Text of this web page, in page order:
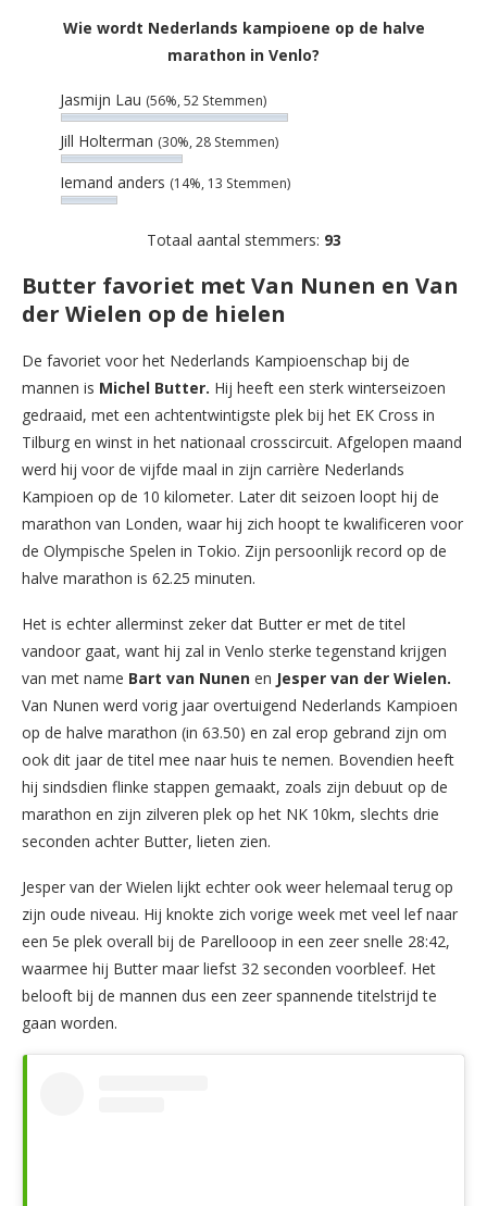
Wie wordt Nederlands kampioene op de halve
marathon in Venlo?
Jasmijn Lau (56%, 52 Stemmen)
Jill Holterman (30%, 28 Stemmen)
Iemand anders (14%, 13 Stemmen)
Totaal aantal stemmers: 93
Butter favoriet met Van Nunen en Van
der Wielen op de hielen
De favoriet voor het Nederlands Kampioenschap bij de
mannen is Michel Butter. Hij heeft een sterk winterseizoen
gedraaid, met een achtentwintigste plek bij het EK Cross in
Tilburg en winst in het nationaal crosscircuit. Afgelopen maand
werd hij voor de vijfde maal in zijn carrière Nederlands
Kampioen op de 10 kilometer. Later dit seizoen loopt hij de
marathon van Londen, waar hij zich hoopt te kwalificeren voor
de Olympische Spelen in Tokio. Zijn persoonlijk record op de
halve marathon is 62.25 minuten.
Het is echter allerminst zeker dat Butter er met de titel
vandoor gaat, want hij zal in Venlo sterke tegenstand krijgen
van met name Bart van Nunen en Jesper van der Wielen.
Van Nunen werd vorig jaar overtuigend Nederlands Kampioen
op de halve marathon (in 63.50) en zal erop gebrand zijn om
ook dit jaar de titel mee naar huis te nemen. Bovendien heeft
hij sindsdien flinke stappen gemaakt, zoals zijn debuut op de
marathon en zijn zilveren plek op het NK 10km, slechts drie
seconden achter Butter, lieten zien.
Jesper van der Wielen lijkt echter ook weer helemaal terug op
zijn oude niveau. Hij knokte zich vorige week met veel lef naar
een 5e plek overall bij de Parellooop in een zeer snelle 28:42,
waarmee hij Butter maar liefst 32 seconden voorbleef. Het
belooft bij de mannen dus een zeer spannende titelstrijd te
gaan worden.